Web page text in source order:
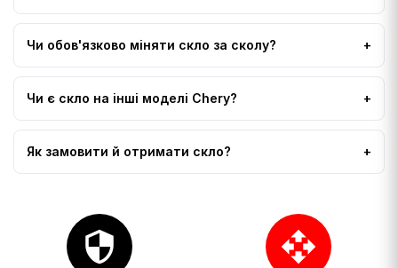
Чи обов'язково міняти скло за сколу?
Чи є скло на інші моделі Chery?
Як замовити й отримати скло?
security open_with